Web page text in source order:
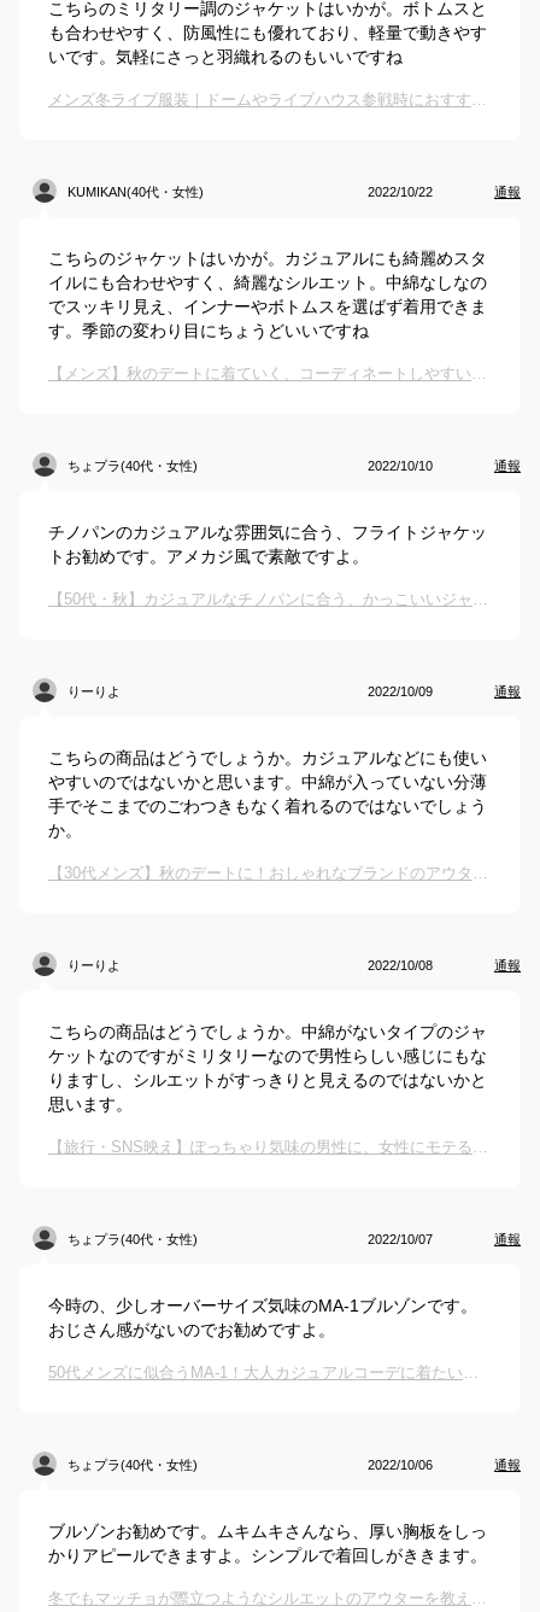
こちらのミリタリー調のジャケットはいかが。ボトムスと
も合わせやすく、防風性にも優れており、軽量で動きやす
いです。気軽にさっと羽織れるのもいいですね
メンズ冬ライブ服装｜ドームやライブハウス参戦時におすすめの男性服は？
KUMIKAN(40代・女性) 2022/10/22 通報
こちらのジャケットはいかが。カジュアルにも綺麗めスタ
イルにも合わせやすく、綺麗なシルエット。中綿なしなの
でスッキリ見え、インナーやボトムスを選ばず着用できま
す。季節の変わり目にちょうどいいですね
【メンズ】秋のデートに着ていく、コーディネートしやすいアウターのおすすめは？
ちょプラ(40代・女性) 2022/10/10 通報
チノパンのカジュアルな雰囲気に合う、フライトジャケッ
トお勧めです。アメカジ風で素敵ですよ。
【50代・秋】カジュアルなチノパンに合う、かっこいいジャケットやトップスを教えてください。
りーりよ 2022/10/09 通報
こちらの商品はどうでしょうか。カジュアルなどにも使い
やすいのではないかと思います。中綿が入っていない分薄
手でそこまでのごわつきもなく着れるのではないでしょう
か。
【30代メンズ】秋のデートに！おしゃれなブランドのアウターのおすすめは？
りーりよ 2022/10/08 通報
こちらの商品はどうでしょうか。中綿がないタイプのジャ
ケットなのですがミリタリーなので男性らしい感じにもな
りますし、シルエットがすっきりと見えるのではないかと
思います。
【旅行・SNS映え】ぽっちゃり気味の男性に、女性にモテる！かっこいいアウターを教えてください。
ちょプラ(40代・女性) 2022/10/07 通報
今時の、少しオーバーサイズ気味のMA-1ブルゾンです。
おじさん感がないのでお勧めですよ。
50代メンズに似合うMA-1！大人カジュアルコーデに着たいアウターは？
ちょプラ(40代・女性) 2022/10/06 通報
ブルゾンお勧めです。ムキムキさんなら、厚い胸板をしっ
かりアピールできますよ。シンプルで着回しがききます。
冬でもマッチョが際立つようなシルエットのアウターを教えて！